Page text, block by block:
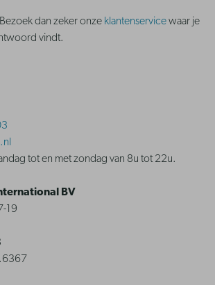
dan zeker onze klantenservicewaar je
vindt.
tot en met zondag van 8u tot 22u.
BV
19